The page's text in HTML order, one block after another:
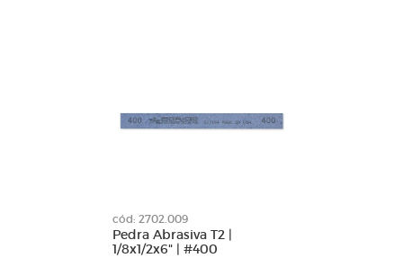
cód: 2702.009
Pedra Abrasiva T2 |
1/8x1/2x6" | #400